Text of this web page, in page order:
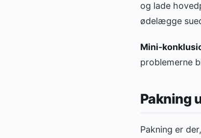
og lade
ødelægge
Mini-
problemerne
Pakning
Pakning er